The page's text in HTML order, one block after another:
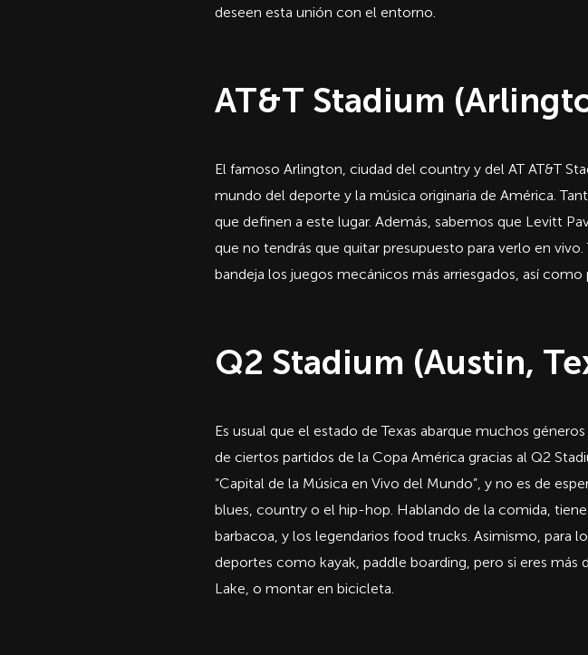
deseen esta unión con el entorno.
AT&T Stadium
El famoso Arlington, ciudad del country y del AT AT&T
mundo del deporte y la música originaria de América.
que definen a este lugar. Además, sabemos que Levitt
que no tendrás que quitar presupuesto para verlo en
bandeja los juegos mecánicos más arriesgados, así
Q2 Stadium (Austin,
Es usual que el estado de Texas abarque muchos
de ciertos partidos de la Copa América gracias al Q2
“Capital de la Música en Vivo del Mundo”, y no es de
blues, country o el hip-hop. Hablando de la comida,
barbacoa, y los legendarios food trucks. Asimismo, para
deportes como kayak, paddle boarding, pero si eres
Lake, o montar en bicicleta.